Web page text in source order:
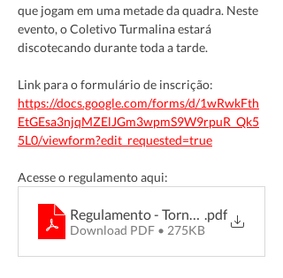
que jogam em uma metade da quadra. Neste
evento, o Coletivo Turmalina estará
discotecando durante toda a tarde.
Link para o formulário de inscrição:
https://docs.google.com/forms/d/1wRwkFth
EtGEsa3njqMZElJGm3wpmS9W9rpuR_Qk5
5L0/viewform?edit_requested=true
Acesse o regulamento aqui:
Regulamento - Torneio de Basquete
.pdf
Download PDF • 275KB